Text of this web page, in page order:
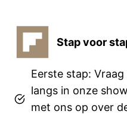
Stap voor
Eerste stap:
langs in onze
met ons op over